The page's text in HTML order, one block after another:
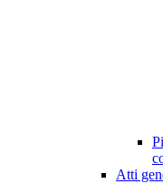
Atti